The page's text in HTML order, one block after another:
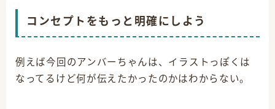
コンセプトをもっと明確にしよう
例えば今回のアンバーちゃんは、イラストっぽくは
なってるけど何が伝えたかったのかはわからない。